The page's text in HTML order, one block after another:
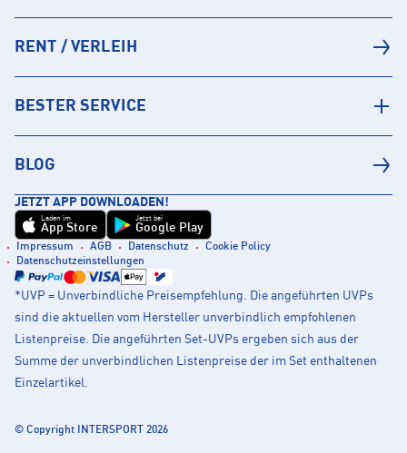
RENT / VERLEIH
BESTER SERVICE
BLOG
JETZT APP DOWNLOADEN!
Laden im
App Store
Jetzt bei
Google Play
Impressum AGB Datenschutz
Cookie Policy
Datenschutzeinstellungen
*UVP = Unverbindliche Preisempfehlung. Die angeführten UVPs
sind die aktuellen vom Hersteller unverbindlich empfohlenen
Listenpreise. Die angeführten Set-UVPs ergeben sich aus der
Summe der unverbindlichen Listenpreise der im Set enthaltenen
Einzelartikel.
© Copyright INTERSPORT 2026